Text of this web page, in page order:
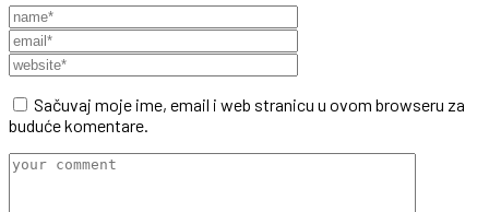
Sačuvaj moje ime, email i web stranicu u ovom browseru za
buduće komentare.